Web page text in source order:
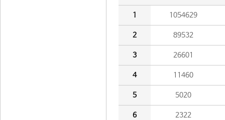
1 1054629
2 89532
3 26601
4 11460
5 5020
6 2322